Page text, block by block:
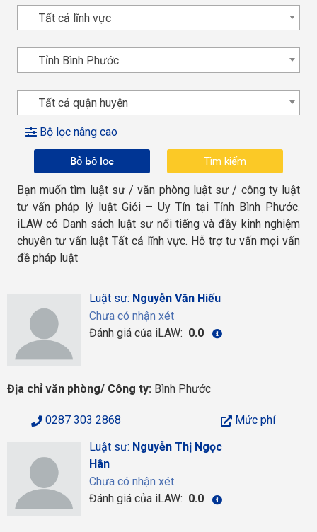
Tất cả lĩnh vực
Tỉnh Bình Phước
Tất cả quận huyện
Bộ lọc nâng cao
Bỏ bộ lọc
Bạn muốn tìm luật sư / văn phòng luật sư / công ty luật
tư vấn pháp lý luật Giỏi – Uy Tín tại Tỉnh Bình Phước.
iLAW có Danh sách luật sư nổi tiếng và đầy kinh nghiệm
chuyên tư vấn luật Tất cả lĩnh vực. Hỗ trợ tư vấn mọi vấn
đề pháp luật
Luật sư: Nguyễn Văn Hiếu
Chưa có nhận xét
Đánh giá của iLAW: 0.0
Địa chỉ văn phòng/ Công ty: Bình Phước
0287 303 2868
Mức phí
Luật sư: Nguyễn Thị Ngọc
Hân
Chưa có nhận xét
Đánh giá của iLAW: 0.0